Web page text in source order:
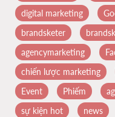
digital marketing
brandsketer
agencymarketing
chiến lược marketing
Event
Phiếm
sự kiện hot
news